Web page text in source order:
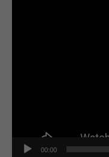
00:00